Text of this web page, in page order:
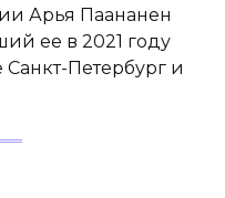
Арья Паананен
ее в 2021 году
Санкт-Петербург и